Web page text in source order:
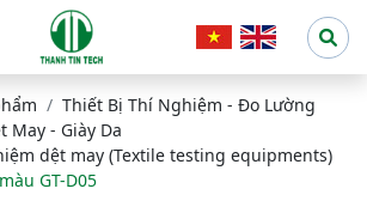
Thiết Bị Thí Nghiệm - Đo Lường
May - Giày Da
dệt may (Textile testing equipments)
GT-D05